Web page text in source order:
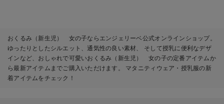
おくるみ（新生児） 女の子ならエンジェリーベ公式オンラインショップ。
ゆったりとしたシルエット、通気性の良い素材、 そして授乳に便利なデザ
インなど、おしゃれで可愛いおくるみ（新生児） 女の子の定番アイテムか
ら最新アイテムまでご購入いただけます。 マタニティウェア・授乳服の新
着アイテムをチェック！